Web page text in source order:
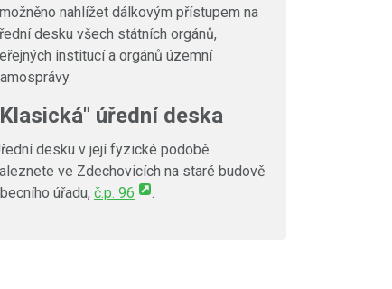
nahlížet dálkovým přístupem na
desku všech státních orgánů,
institucí a orgánů územní
úřední deska
desku v její fyzické podobě
ve Zdechovicích na staré budově
úřadu, č.p. 96 .